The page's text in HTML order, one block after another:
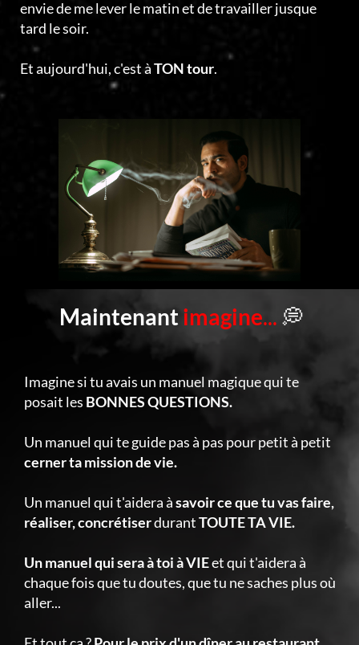
envie de me lever le matin et de travailler jusque
tard le soir.
Et aujourd'hui, c'est àTON tour.
Maintenant imagine... 💭
Imagine si tu avais un manuel magique qui te
posait les BONNES QUESTIONS.
Un manuel qui te guide pas à pas pour petit à petit
cerner ta mission de vie.
Un manuel qui t'aidera àsavoir ce que tu vas faire,
réaliser, concrétiserdurantTOUTE TA VIE.
Un manuel qui sera à toi à VIEet qui t'aidera à
chaque fois que tu doutes, que tu ne saches plus où
aller...